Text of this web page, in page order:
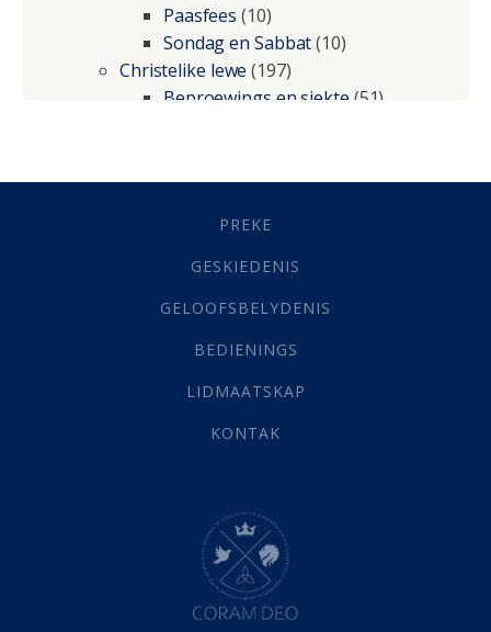
Paasfees (10)
Sondag en Sabbat(10)
Christelike lewe (197)
Beproewings en siekte(51)
Geestelike Groei(10)
(21)
Grys Areas(4)
Lewensdoel(3)
Selfondersoek(1)
Werk(22)
(142)
Hemel (31)
Israel (14)
Millennium(1)
Oordeelsdag(19)
PREKE
GESKIEDENIS
GELOOFSBELYDENIS
BEDIENINGS
LIDMAATSKAP
KONTAK